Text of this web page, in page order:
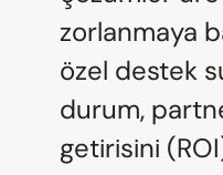
zorlanmaya
özel destek
durum,
getirisini